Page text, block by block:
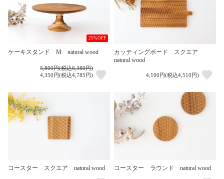
25%OFF
ケーキスタンド M natural wood
5,800円(税込6,380円)
4,350円(税込4,785円)
カッティングボード スクエア
natural wood
4,100円(税込4,510円)
コースター スクエア natural wood コースター ラウンド natural wood